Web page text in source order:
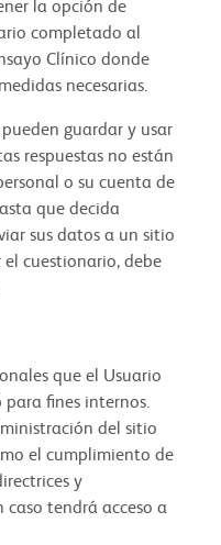
la opción de
completado al
Clínico donde
necesarias.
pueden guardar y usar
respuestas no están
o su cuenta de
que decida
sus datos a un sitio
cuestionario, debe
que el Usuario
fines internos.
del sitio
el cumplimiento de
y
caso tendrá acceso a